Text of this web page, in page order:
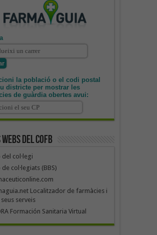
la població o el codi postal
districte per mostrar les
de guàrdia obertes avui:
del COFB
del col·legi
de col·legiats (BBS)
Localitzador de farmàcies i
serveis
Formación Sanitaria Virtual